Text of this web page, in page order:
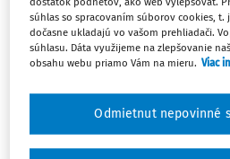
Celý odborný obsah
dostupný
obsahu a získajte
zdarma, stačí sa len
súhlas so spracovaním súborov cookies, t.
dočasne ukladajú vo vašom prehliadači.
súhlasu. Dáta využijeme na zlepšovanie
obsahu webu priamo Vám na mieru. Viac
Odmietnut nepovinné